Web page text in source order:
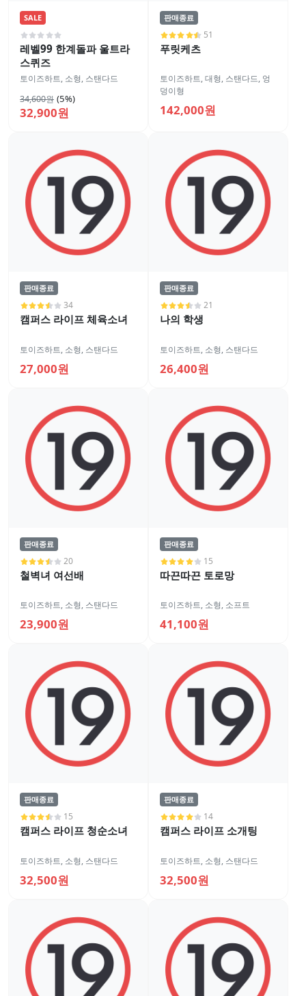
SALE
레벨99 한계돌파 울트라
스퀴즈
토이즈하트, 소형, 스탠다드
34,600원 (5%)
32,900원
판매종료
51
푸릿케츠
토이즈하트,대형, 스탠다드, 엉
덩이형
142,000원
판매종료
34
캠퍼스 라이프 체육소녀
토이즈하트, 소형, 스탠다드
27,000원
판매종료
21
나의 학생
토이즈하트, 소형, 스탠다드
26,400원
판매종료
20
철벽녀 여선배
토이즈하트, 소형, 스탠다드
23,900원
판매종료
15
따끈따끈 토로망
토이즈하트, 소형, 소프트
41,100원
판매종료
15
캠퍼스 라이프 청순소녀
토이즈하트, 소형, 스탠다드
32,500원
판매종료
14
캠퍼스 라이프 소개팅
토이즈하트, 소형, 스탠다드
32,500원